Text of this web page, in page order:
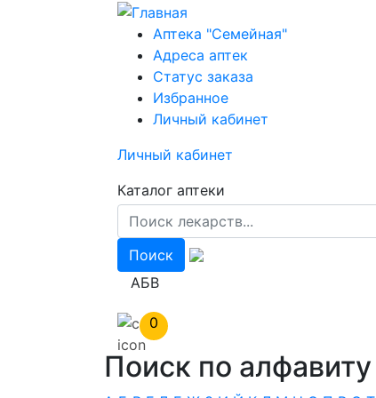
Аптека "Семейная"
Адреса аптек
Статус заказа
Избранное
Личный кабинет
Личный кабинет
Каталог аптеки
АБВ
0
Поиск по алфавиту